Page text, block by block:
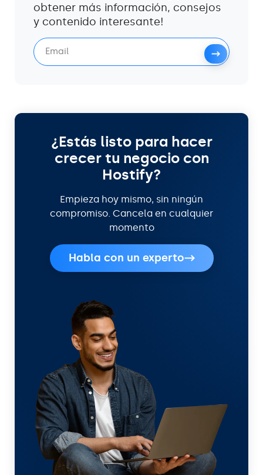
obtener más información, consejos
y contenido interesante!
¿Estás listo para hacer
crecer tu negocio con
Hostify?
Empieza hoy mismo, sin ningún
compromiso. Cancela en cualquier
momento
Habla con un experto